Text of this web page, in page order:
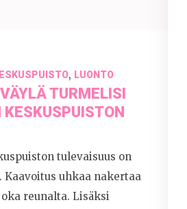
, LUONTO
TURMELISI
KESKUSPUISTON
tulevaisuus on
Kaavoitus uhkaa nakertaa
reunalta. Lisäksi